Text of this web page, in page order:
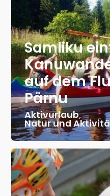
Samliku
auf dem
Pärnu
Aktivurlaub,
Natur und